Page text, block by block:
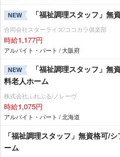
NEW 「福祉調理スタッフ」無
合同会社スターライズ/ココカラ俱楽部
時給1,177円
アルバイト・パート / 大阪府
NEW
「福祉調理スタッフ」無
料老人ホーム
株式会社ふれぶる/ノレーヴ
時給1,075円
アルバイト・パート / 北海道
「福祉調理スタッフ」無資格可/
ーム